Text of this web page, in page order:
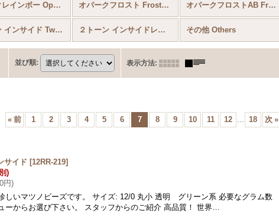
オパークレインボー Opaque Colors Rainbow オパークフロスト Frosted Colors オパークフロストAB Frosted AB Colors
２トーン インサイド Two Tone Inside Colors ２トーン インサイドレインボー Two Tone Inside Colors Rainbow その他 Others
並び順: 表示方法:
« 前 1 2 3 4 5 6 7 8 9 10 11 12 ... 18 次 »
サイド [12RR-219]
)
円)
しいマツノビーズです。 サイズ: 12/0 丸小 透明 グリーン系 必要なグラム数
ーからお選び下さい。 スタッフからのご紹介 高品質！ 世界…